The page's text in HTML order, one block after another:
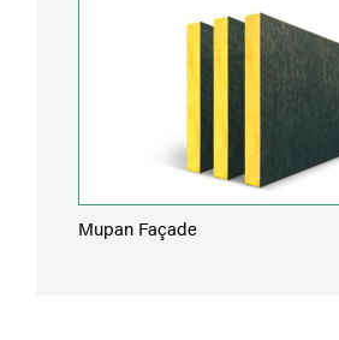
Mupan Façade